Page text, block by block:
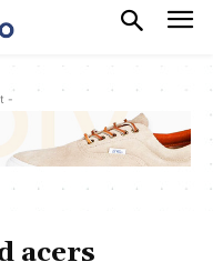
-
acers